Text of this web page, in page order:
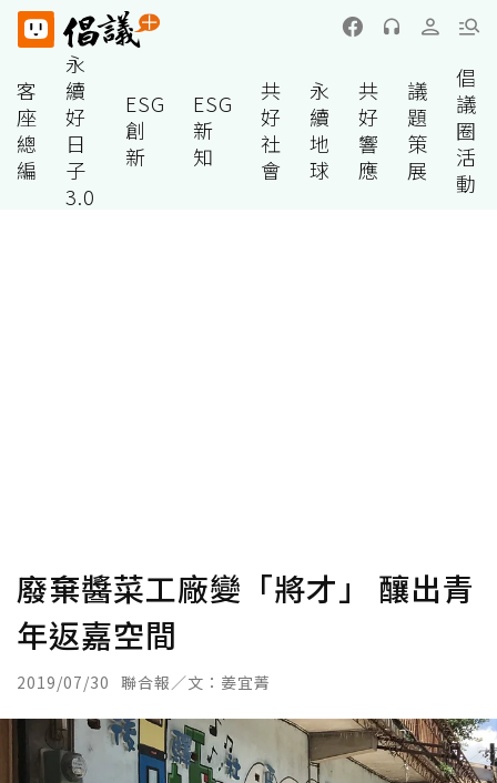
客
座
總
編
永
續
好
日
子
3.0
ESG
創
新
ESG
新
知
共
好
社
會
永
續
地
球
共
好
響
應
議
題
策
展
倡
議
圈
活
動
廢棄醬菜工廠變「將才」 釀出青
年返嘉空間
2019/07/30 聯合報／文：姜宜菁